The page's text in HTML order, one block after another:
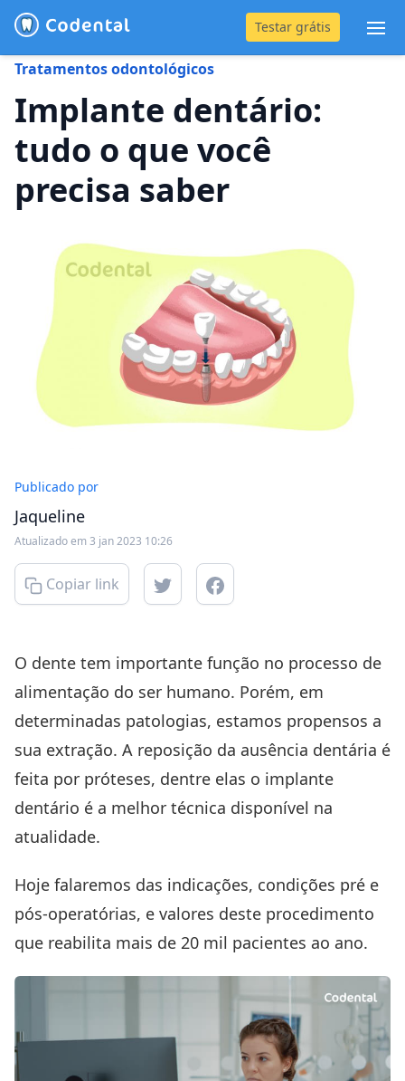
Testar grátis
Blog
Recursos
Entrar
Tratamentos odontológicos
Implante dentário:
tudo o que você
precisa saber
Publicado por
Jaqueline
Atualizado em 3 jan 2023 10:26
Copiar link
O dente tem importante função no processo de
alimentação do ser humano. Porém, em
determinadas patologias, estamos propensos a
sua extração. A reposição da ausência dentária é
feita por próteses, dentre elas o implante
dentário é a melhor técnica disponível na
atualidade.
Hoje falaremos das indicações, condições pré e
pós-operatórias, e valores deste procedimento
que reabilita mais de 20 mil pacientes ao ano.